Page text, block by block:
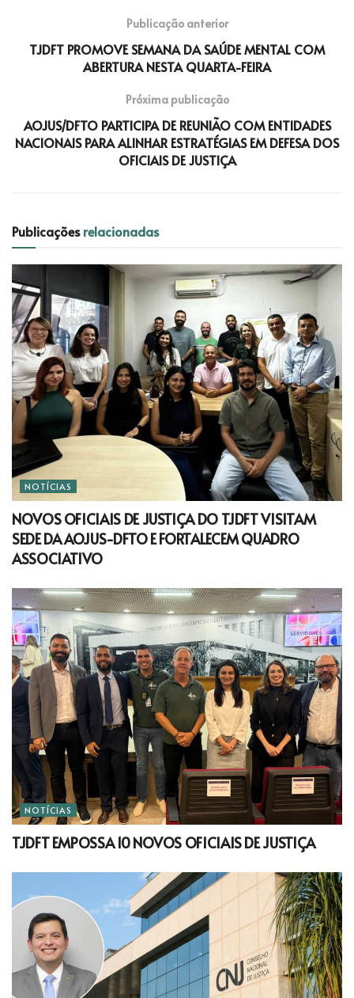
Publicação anterior
TJDFT PROMOVE SEMANA DA SAÚDE MENTAL COM
ABERTURA NESTA QUARTA-FEIRA
Próxima publicação
AOJUS/DFTO PARTICIPA DE REUNIÃO COM ENTIDADES
NACIONAIS PARA ALINHAR ESTRATÉGIAS EM DEFESA DOS
OFICIAIS DE JUSTIÇA
Publicaçõesrelacionadas
NOTÍCIAS
NOVOS OFICIAIS DE JUSTIÇA DO TJDFT VISITAM
SEDE DA AOJUS-DFTO E FORTALECEM QUADRO
ASSOCIATIVO
NOTÍCIAS
TJDFT EMPOSSA 10 NOVOS OFICIAIS DE JUSTIÇA